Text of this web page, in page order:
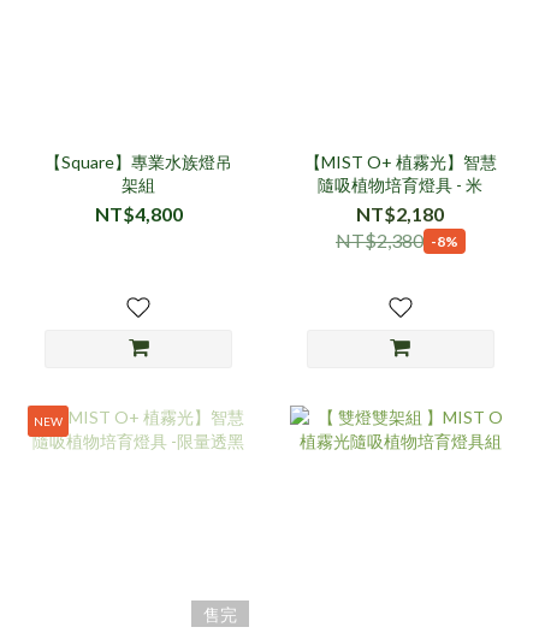
【Square】專業水族燈吊
架組
NT$4,800
【MIST O+ 植霧光】智慧
隨吸植物培育燈具 - 米
NT$2,180
NT$2,380 -8%
NEW
售完